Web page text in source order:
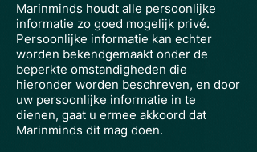
Marinminds houdt alle persoonlijke
informatie zo goed mogelijk privé.
Persoonlijke informatie kan echter
worden bekendgemaakt onder de
beperkte omstandigheden die
hieronder worden beschreven, en door
uw persoonlijke informatie in te
dienen, gaat u ermee akkoord dat
Marinminds dit mag doen.